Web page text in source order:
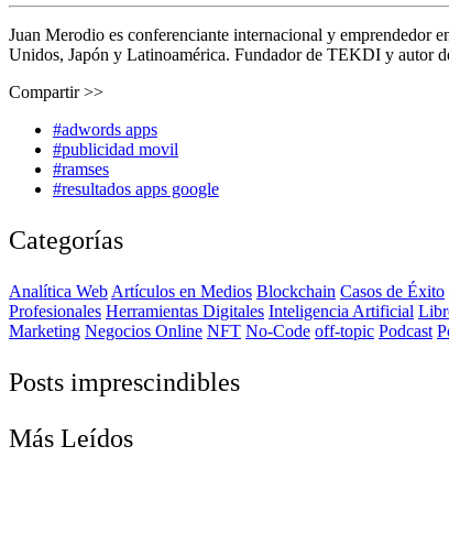
Juan Merodio es conferenciante internacional y emprendedor
Unidos, Japón y Latinoamérica. Fundador de TEKDI y autor
Compartir >>
#adwords apps
#publicidad movil
#ramses
#resultados apps google
Categorías
Analítica Web Artículos en Medios Blockchain Casos de Éxito
Profesionales Herramientas Digitales Inteligencia Artificial
Marketing Negocios Online NFT No-Code off-topic Podcast
Posts imprescindibles
Más Leídos